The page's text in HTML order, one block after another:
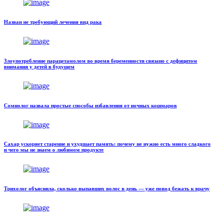
Назван не требующий лечения вид рака
Злоупотребление парацетамолом во время беременности связано с дефицитом
внимания у детей в будущем
Сомнолог назвала простые способы избавления от ночных кошмаров
Сахар ускоряет старение и ухудшает память: почему не нужно есть много сладкого
и чего мы не знаем о любимом продукте
Трихолог объяснила, сколько выпавших волос в день — уже повод бежать к врачу